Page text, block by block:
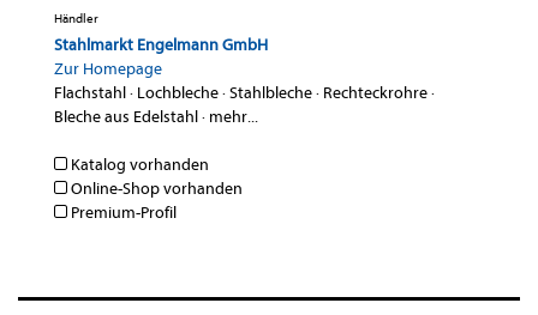
Händler
Stahlmarkt Engelmann GmbH
Zur Homepage
Flachstahl· Lochbleche·Stahlbleche· Rechteckrohre·
Bleche aus Edelstahl· mehr...
Katalog vorhanden
Online-Shop vorhanden
Premium-Profil